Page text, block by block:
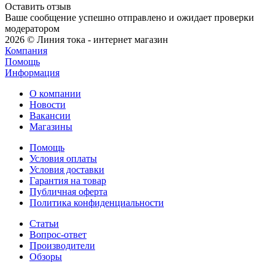
Оставить отзыв
Ваше сообщение успешно отправлено и ожидает проверки
модератором
2026 © Линия тока - интернет магазин
Компания
Помощь
Информация
О компании
Новости
Вакансии
Магазины
Помощь
Условия оплаты
Условия доставки
Гарантия на товар
Публичная оферта
Политика конфиденциальности
Статьи
Вопрос-ответ
Производители
Обзоры